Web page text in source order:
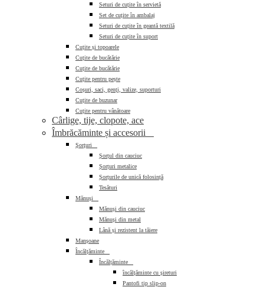
Seturi de cuțite în servietă
Set de cuțite în ambalaj
Seturi de cuțite în geantă textilă
Seturi de cuțite în suport
Cuțite și topoarele
Cuțite de bucătărie
Cuțite de bucătărie
Cuțite pentru pește
Coșuri, saci, genți, valize, suporturi
Cuțite de buzunar
Cuțite pentru vânătoare
Cârlige, tije, clopote, ace
Îmbrăcăminte și accesorii
Şorţuri
Șorțul din cauciuc
Șorțuri metalice
Șorțurile de unică folosință
Tesături
Mănuși
Mănuși din cauciuc
Mănuși din metal
Lână și rezistent la tăiere
Manșoane
Încălțăminte
Încălțăminte
încălțăminte cu șireturi
Pantofi tip slip-on